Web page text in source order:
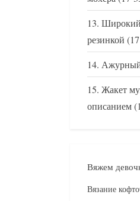
Широкий
резинкой
Жакет
описанием
Вяжем
Вязание